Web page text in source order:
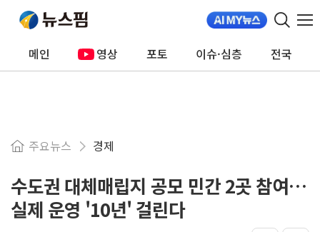
메인 영상 포토 이슈·심층 전국
주요뉴스 경제
수도권 대체매립지 공모 민간 2곳 참여…
실제 운영 '10년' 걸린다